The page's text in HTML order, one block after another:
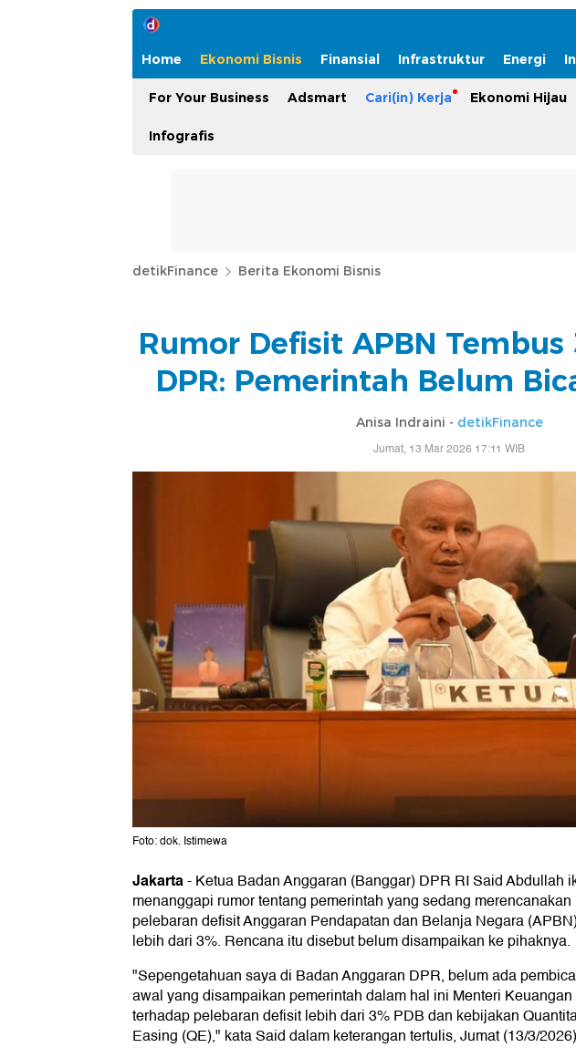
Home Ekonomi Bisnis Finansial Infrastruktur Energi
For Your Business Adsmart Cari(in) Kerja Ekonomi Hijau
Infografis
detikFinance Berita Ekonomi Bisnis
Rumor Defisit APBN Tembus
DPR: Pemerintah Belum
Anisa Indraini - detikFinance
Jumat, 13 Mar 2026 17:11 WIB
Foto: dok. Istimewa
Jakarta-Ketua Badan Anggaran (Banggar) DPR RI Said Abdullah
menanggapi rumor tentang pemerintah yang sedang merencanakan
pelebaran defisit Anggaran Pendapatan dan Belanja Negara
lebih dari 3%. Rencana itu disebut belum disampaikan ke pihaknya.
"Sepengetahuan saya di Badan Anggaran DPR, belum ada
awal yang disampaikan pemerintah dalam hal ini Menteri Keuangan
terhadap pelebaran defisit lebih dari 3% PDB dan kebijakan
Easing (QE)," kata Said dalam keterangan tertulis, Jumat (13/3/